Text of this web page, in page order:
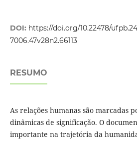
DOI: https://doi.org/10.22478/
7006.47v28n2.66113
RESUMO
As relações humanas são marcadas
dinâmicas de significação. O
importante na trajetória da